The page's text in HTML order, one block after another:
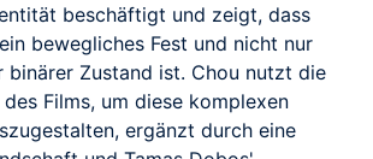
beschäftigt und zeigt, dass
bewegliches Fest und nicht nur
binärer Zustand ist. Chou nutzt die
Films, um diese komplexen
ergänzt durch eine